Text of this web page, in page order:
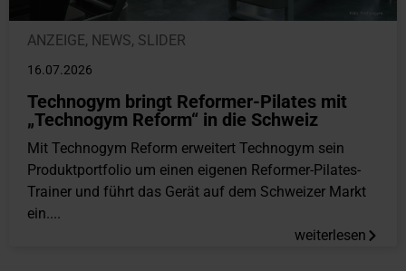
ANZEIGE, NEWS, SLIDER
16.07.2026
Technogym bringt Reformer-Pilates mit
„Technogym Reform“ in die Schweiz
Mit Technogym Reform erweitert Technogym sein
Produktportfolio um einen eigenen Reformer-Pilates-
Trainer und führt das Gerät auf dem Schweizer Markt
ein....
weiterlesen